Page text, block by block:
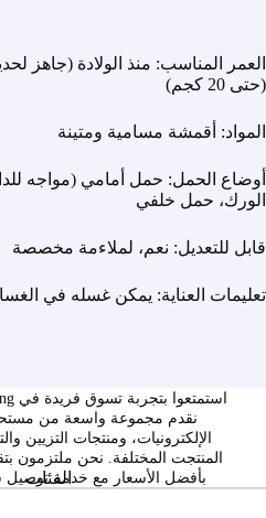
العمر المناسب: منذ الولادة (جاهز
(حتى 20 كجم)
المواد: أقمشة مسامية ومتينة
أوضاع الحمل: حمل أمامي (مواجه
الورك، حمل خلفي
قابل للتعديل: نعم، لملاءمة مخصصة
تعليمات العناية: يمكن غسله في
نقدم مجموعة واسعة من
الإلكترونيات، ومنتجات التزيين
المنتجت المختلفة. نحن ملتزمون
بأفضل الأسعار مع خدمةالفئات